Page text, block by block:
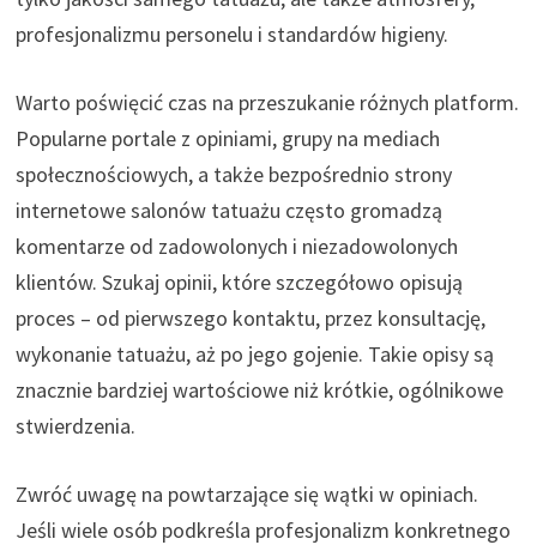
profesjonalizmu personelu i standardów higieny.
Warto poświęcić czas na przeszukanie różnych platform.
Popularne portale z opiniami, grupy na mediach
społecznościowych, a także bezpośrednio strony
internetowe salonów tatuażu często gromadzą
komentarze od zadowolonych i niezadowolonych
klientów. Szukaj opinii, które szczegółowo opisują
proces – od pierwszego kontaktu, przez konsultację,
wykonanie tatuażu, aż po jego gojenie. Takie opisy są
znacznie bardziej wartościowe niż krótkie, ogólnikowe
stwierdzenia.
Zwróć uwagę na powtarzające się wątki w opiniach.
Jeśli wiele osób podkreśla profesjonalizm konkretnego